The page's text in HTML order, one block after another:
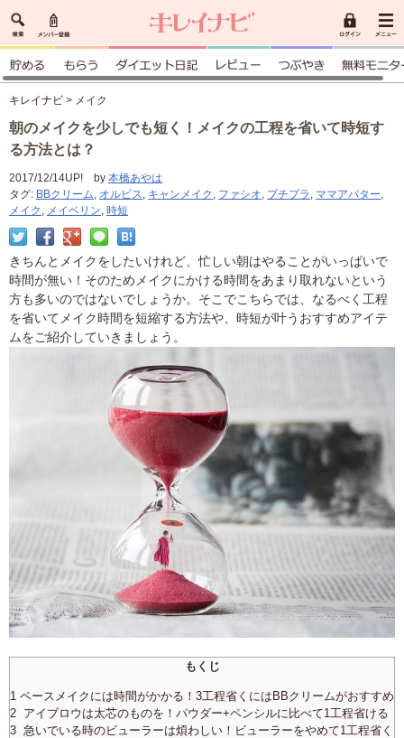
キレイナビ > メイク
朝のメイクを少しでも短く！メイクの工程を省いて時短す
る方法とは？
2017/12/14UP! by 本橋あやは
タグ: BBクリーム, オルビス, キャンメイク , ファシオ, プチプラ , ママアバター,
メイク , メイベリン, 時短
きちんとメイクをしたいけれど、忙しい朝はやることがいっぱいで
時間が無い！そのためメイクにかける時間をあまり取れないという
方も多いのではないでしょうか。そこでこちらでは、なるべく工程
を省いてメイク時間を短縮する方法や、時短が叶うおすすめアイテ
ムをご紹介していきましょう。
もくじ
1 ベースメイクには時間がかかる！3工程省くにはBBクリームがおすすめ
2 アイブロウは太芯のものを！パウダー+ペンシルに比べて1工程省ける
3 急いでいる時のビューラーは煩わしい！ビューラーをやめて1工程省く